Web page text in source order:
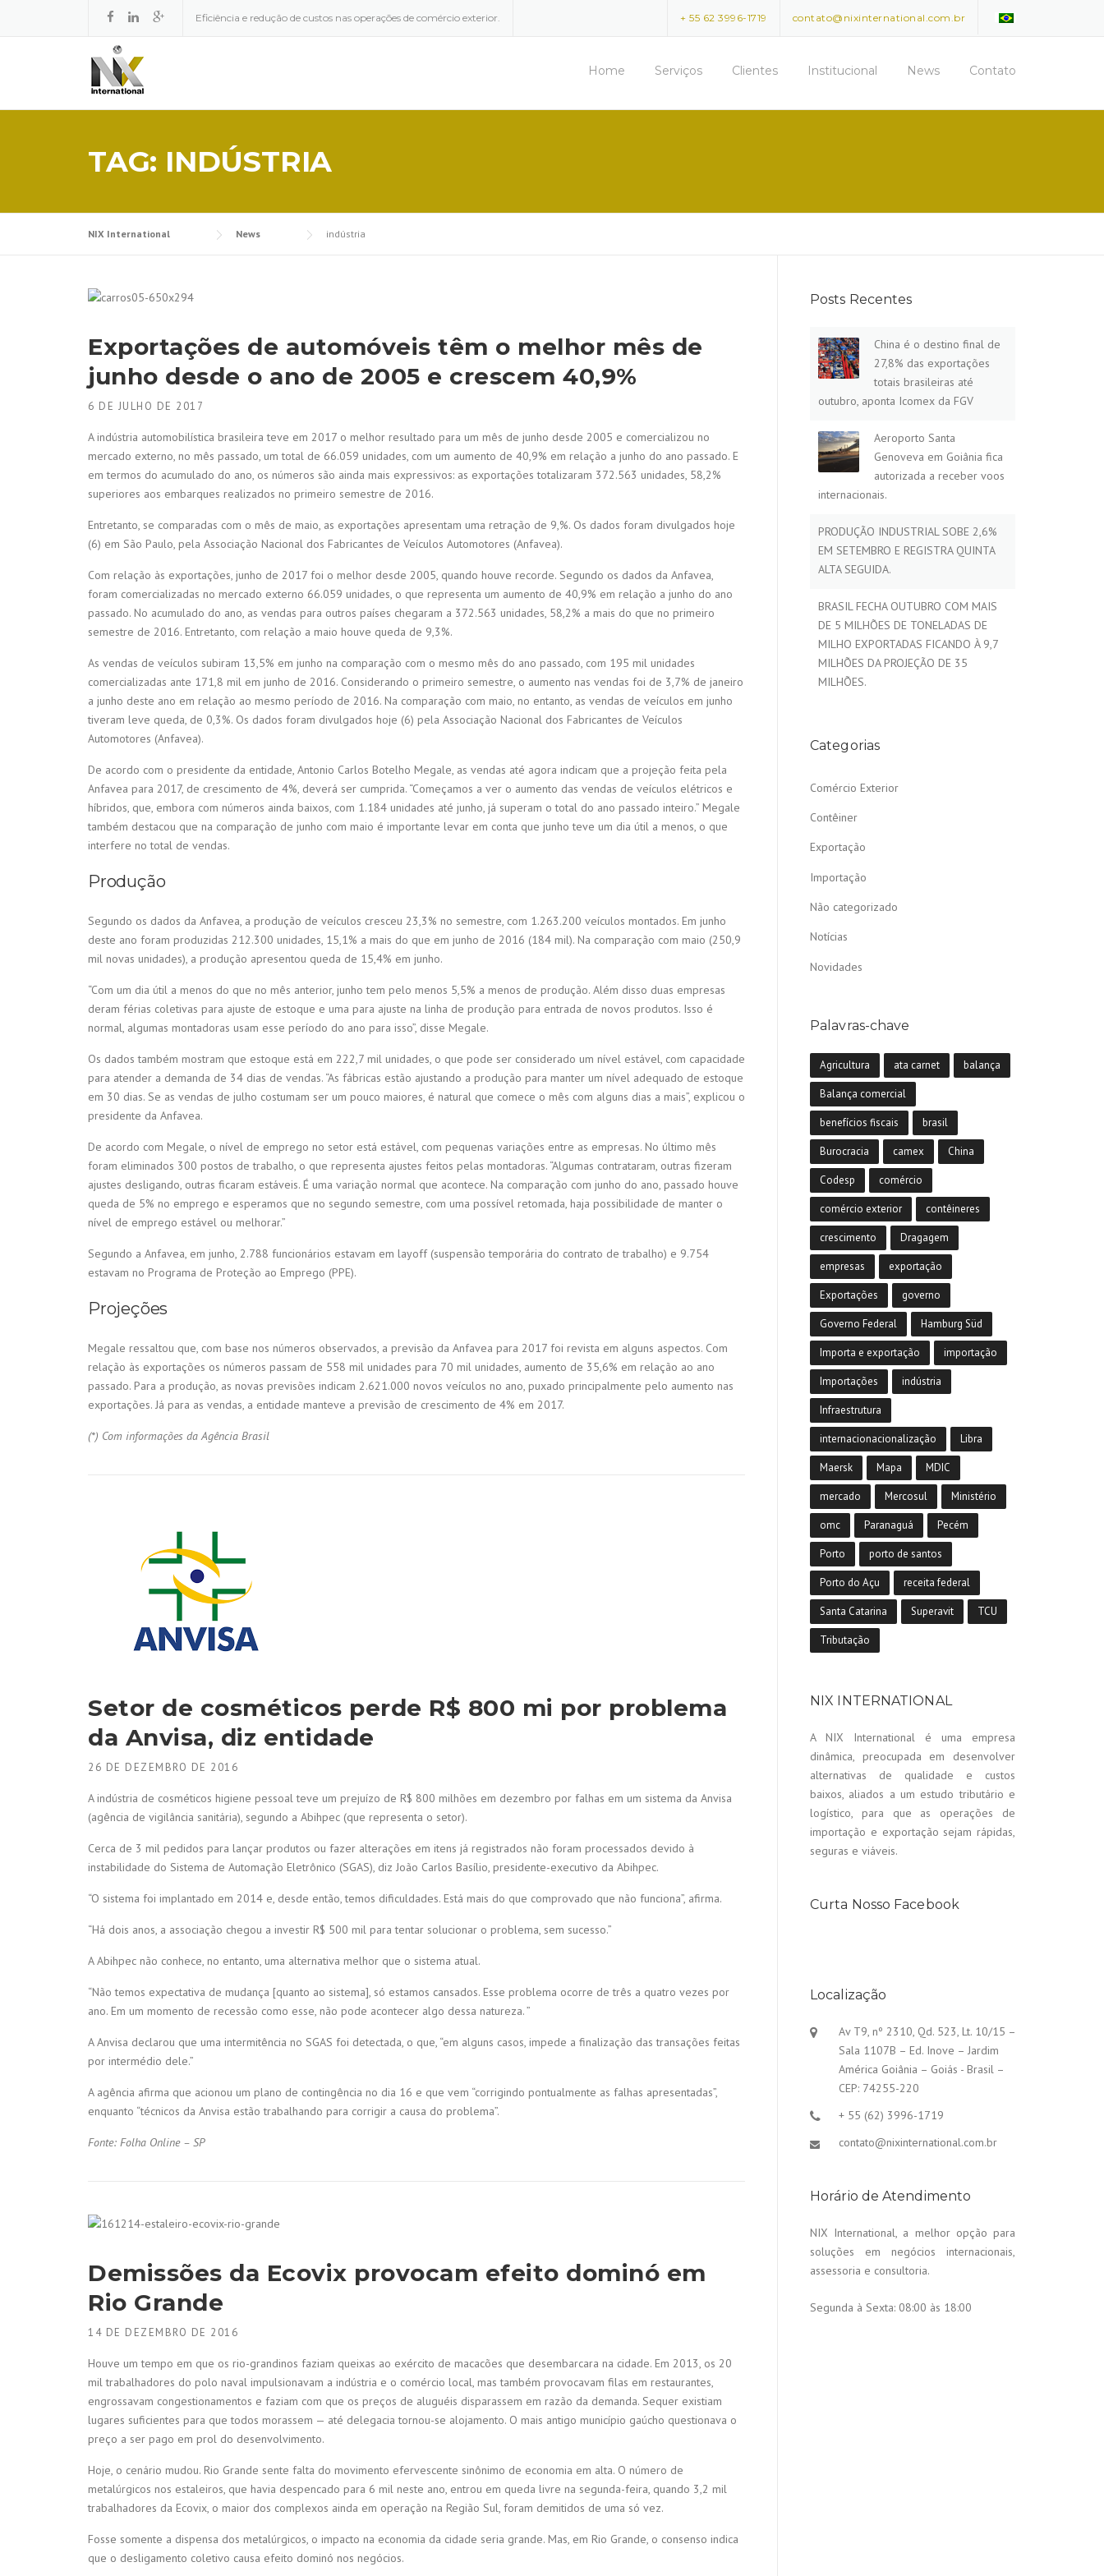
Eficiência e redução de custos nas operações de comércio exterior. contato@nixinternational.com.br
+ 55 62 3996-1719
Home Serviços Clientes Institucional News Contato
TAG: INDÚSTRIA
NIX International News indústria
Exportações de automóveis têm o melhor mês de
junho desde o ano de 2005 e crescem 40,9%
6 DE JULHO DE 2017
A indústria automobilística brasileira teve em 2017 o melhor resultado para um mês de junho desde 2005 e comercializou no
mercado externo, no mês passado, um total de 66.059 unidades, com um aumento de 40,9% em relação a junho do ano passado. E
em termos do acumulado do ano, os números são ainda mais expressivos: as exportações totalizaram 372.563 unidades, 58,2%
superiores aos embarques realizados no primeiro semestre de 2016.
Entretanto, se comparadas com o mês de maio, as exportações apresentam uma retração de 9,%. Os dados foram divulgados hoje
(6) em São Paulo, pela Associação Nacional dos Fabricantes de Veículos Automotores (Anfavea).
Com relação às exportações, junho de 2017 foi o melhor desde 2005, quando houve recorde. Segundo os dados da Anfavea,
foram comercializadas no mercado externo 66.059 unidades, o que representa um aumento de 40,9% em relação a junho do ano
passado. No acumulado do ano, as vendas para outros países chegaram a 372.563 unidades, 58,2% a mais do que no primeiro
semestre de 2016. Entretanto, com relação a maio houve queda de 9,3%.
As vendas de veículos subiram 13,5% em junho na comparação com o mesmo mês do ano passado, com 195 mil unidades
comercializadas ante 171,8 mil em junho de 2016. Considerando o primeiro semestre, o aumento nas vendas foi de 3,7% de janeiro
a junho deste ano em relação ao mesmo período de 2016. Na comparação com maio, no entanto, as vendas de veículos em junho
tiveram leve queda, de 0,3%. Os dados foram divulgados hoje (6) pela Associação Nacional dos Fabricantes de Veículos
Automotores (Anfavea).
De acordo com o presidente da entidade, Antonio Carlos Botelho Megale, as vendas até agora indicam que a projeção feita pela
Anfavea para 2017, de crescimento de 4%, deverá ser cumprida. “Começamos a ver o aumento das vendas de veículos elétricos e
híbridos, que, embora com números ainda baixos, com 1.184 unidades até junho, já superam o total do ano passado inteiro.” Megale
também destacou que na comparação de junho com maio é importante levar em conta que junho teve um dia útil a menos, o que
interfere no total de vendas.
Produção
Segundo os dados da Anfavea, a produção de veículos cresceu 23,3% no semestre, com 1.263.200 veículos montados. Em junho
deste ano foram produzidas 212.300 unidades, 15,1% a mais do que em junho de 2016 (184 mil). Na comparação com maio (250,9
mil novas unidades), a produção apresentou queda de 15,4% em junho.
“Com um dia útil a menos do que no mês anterior, junho tem pelo menos 5,5% a menos de produção. Além disso duas empresas
deram férias coletivas para ajuste de estoque e uma para ajuste na linha de produção para entrada de novos produtos. Isso é
normal, algumas montadoras usam esse período do ano para isso”, disse Megale.
Os dados também mostram que estoque está em 222,7 mil unidades, o que pode ser considerado um nível estável, com capacidade
para atender a demanda de 34 dias de vendas. “As fábricas estão ajustando a produção para manter um nível adequado de estoque
em 30 dias. Se as vendas de julho costumam ser um pouco maiores, é natural que comece o mês com alguns dias a mais”, explicou o
presidente da Anfavea.
De acordo com Megale, o nível de emprego no setor está estável, com pequenas variações entre as empresas. No último mês
foram eliminados 300 postos de trabalho, o que representa ajustes feitos pelas montadoras. “Algumas contrataram, outras fizeram
ajustes desligando, outras ficaram estáveis. É uma variação normal que acontece. Na comparação com junho do ano, passado houve
queda de 5% no emprego e esperamos que no segundo semestre, com uma possível retomada, haja possibilidade de manter o
nível de emprego estável ou melhorar.”
Segundo a Anfavea, em junho, 2.788 funcionários estavam em layoff (suspensão temporária do contrato de trabalho) e 9.754
estavam no Programa de Proteção ao Emprego (PPE).
Projeções
Megale ressaltou que, com base nos números observados, a previsão da Anfavea para 2017 foi revista em alguns aspectos. Com
relação às exportações os números passam de 558 mil unidades para 70 mil unidades, aumento de 35,6% em relação ao ano
passado. Para a produção, as novas previsões indicam 2.621.000 novos veículos no ano, puxado principalmente pelo aumento nas
exportações. Já para as vendas, a entidade manteve a previsão de crescimento de 4% em 2017.
(*) Com informações da Agência Brasil
Setor de cosméticos perde R$ 800 mi por problema
da Anvisa, diz entidade
26 DE DEZEMBRO DE 2016
A indústria de cosméticos higiene pessoal teve um prejuízo de R$ 800 milhões em dezembro por falhas em um sistema da Anvisa
(agência de vigilância sanitária), segundo a Abihpec (que representa o setor).
Cerca de 3 mil pedidos para lançar produtos ou fazer alterações em itens já registrados não foram processados devido à
instabilidade do Sistema de Automação Eletrônico (SGAS), diz João Carlos Basílio, presidente-executivo da Abihpec.
“O sistema foi implantado em 2014 e, desde então, temos dificuldades. Está mais do que comprovado que não funciona”, afirma.
“Há dois anos, a associação chegou a investir R$ 500 mil para tentar solucionar o problema, sem sucesso.”
A Abihpec não conhece, no entanto, uma alternativa melhor que o sistema atual.
“Não temos expectativa de mudança [quanto ao sistema], só estamos cansados. Esse problema ocorre de três a quatro vezes por
ano. Em um momento de recessão como esse, não pode acontecer algo dessa natureza. ”
A Anvisa declarou que uma intermitência no SGAS foi detectada, o que, “em alguns casos, impede a finalização das transações feitas
por intermédio dele.”
A agência afirma que acionou um plano de contingência no dia 16 e que vem “corrigindo pontualmente as falhas apresentadas”,
enquanto “técnicos da Anvisa estão trabalhando para corrigir a causa do problema”.
Fonte: Folha Online – SP
Demissões da Ecovix provocam efeito dominó em
Rio Grande
14 DE DEZEMBRO DE 2016
Houve um tempo em que os rio-grandinos faziam queixas ao exército de macacões que desembarcara na cidade. Em 2013, os 20
mil trabalhadores do polo naval impulsionavam a indústria e o comércio local, mas também provocavam filas em restaurantes,
engrossavam congestionamentos e faziam com que os preços de aluguéis disparassem em razão da demanda. Sequer existiam
lugares suficientes para que todos morassem — até delegacia tornou-se alojamento. O mais antigo município gaúcho questionava o
preço a ser pago em prol do desenvolvimento.
Hoje, o cenário mudou. Rio Grande sente falta do movimento efervescente sinônimo de economia em alta. O número de
metalúrgicos nos estaleiros, que havia despencado para 6 mil neste ano, entrou em queda livre na segunda-feira, quando 3,2 mil
trabalhadores da Ecovix, o maior dos complexos ainda em operação na Região Sul, foram demitidos de uma só vez.
Fosse somente a dispensa dos metalúrgicos, o impacto na economia da cidade seria grande. Mas, em Rio Grande, o consenso indica
que o desligamento coletivo causa efeito dominó nos negócios.
Posts Recentes
China é o destino final de
27,8% das exportações
totais brasileiras até
outubro, aponta Icomex da FGV
Aeroporto Santa
Genoveva em Goiânia fica
autorizada a receber voos
internacionais.
PRODUÇÃO INDUSTRIAL SOBE 2,6%
EM SETEMBRO E REGISTRA QUINTA
ALTA SEGUIDA.
BRASIL FECHA OUTUBRO COM MAIS
DE 5 MILHÕES DE TONELADAS DE
MILHO EXPORTADAS FICANDO À 9,7
MILHÕES DA PROJEÇÃO DE 35
MILHÕES.
Categorias
Comércio Exterior
Contêiner
Exportação
Importação
Não categorizado
Notícias
Novidades
Palavras-chave
Agricultura ata carnet balança
Balança comercial
benefícios fiscais brasil
Burocracia camex China
Codesp comércio
comércio exterior contêineres
crescimento Dragagem
empresas exportação
Exportações governo
Governo Federal Hamburg Süd
Importa e exportação importação
Importações indústria
Infraestrutura
internacionacionalização Libra
Maersk Mapa MDIC
mercado Mercosul Ministério
omc Paranaguá Pecém
Porto porto de santos
Porto do Açu receita federal
Santa Catarina Superavit TCU
Tributação
NIX INTERNATIONAL
A NIX International é uma empresa
dinâmica, preocupada em desenvolver
alternativas de qualidade e custos
baixos, aliados a um estudo tributário e
logístico, para que as operações de
importação e exportação sejam rápidas,
seguras e viáveis.
Curta Nosso Facebook
Localização
Av T9, nº 2310, Qd. 523, Lt. 10/15 –
Sala 1107B – Ed. Inove – Jardim
América Goiânia – Goiás - Brasil –
CEP: 74255-220
+ 55 (62) 3996-1719
contato@nixinternational.com.br
Horário de Atendimento
NIX International, a melhor opção para
soluções em negócios internacionais,
assessoria e consultoria.
Segunda à Sexta: 08:00 às 18:00